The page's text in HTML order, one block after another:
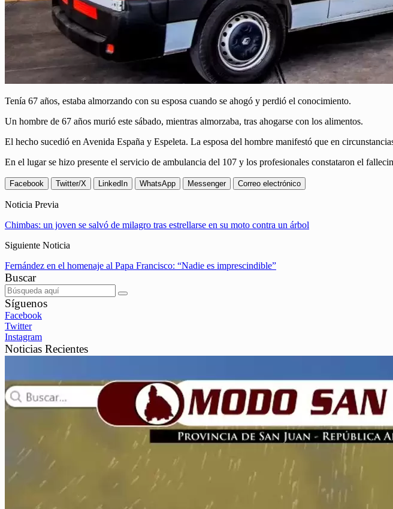
Tenía 67 años, estaba almorzando con su esposa cuando se ahogó y perdió el conocimiento.
Un hombre de 67 años murió este sábado, mientras almorzaba, tras ahogarse con los alimentos.
El hecho sucedió en Avenida España y Espeleta. La esposa del hombre manifestó que en
En el lugar se hizo presente el servicio de ambulancia del 107 y los profesionales constataron el
Facebook Twitter/X LinkedIn WhatsApp Messenger Correo electrónico
Noticia Previa
Chimbas: un joven se salvó de milagro tras estrellarse en su moto contra un árbol
Siguiente Noticia
Fernández en el homenaje al Papa Francisco: “Nadie es imprescindible”
Buscar
Síguenos
Facebook
Twitter
Instagram
Noticias Recientes